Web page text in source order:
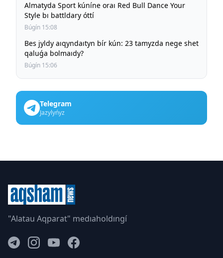
Almatyda Sport kúníne oraı Red Bull Dance Your
Style bı battldary óttí
Búgín 15:08
Bes jyldy aıqyndaıtyn bír kún: 23 tamyzda nege shet
qaluǵa bolmaıdy?
Búgín 15:06
Telegram
Jazylyńyz
"Alatau Aqparat" medıaholdıngí